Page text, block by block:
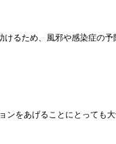
けるため、風邪や感染症の予
ンをあげることにとっても